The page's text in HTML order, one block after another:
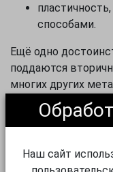
способами.
Ещё одно
поддаются
многих других
Виды
форматах:
Наш сайт